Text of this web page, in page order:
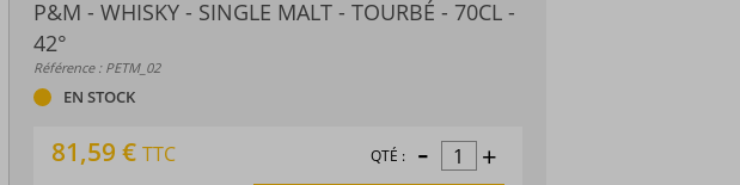
P&M - WHISKY - SINGLE MALT - TOURBÉ - 70CL -
42°
Référence : PETM_02
EN STOCK
81,59 € TTC QTÉ : - +